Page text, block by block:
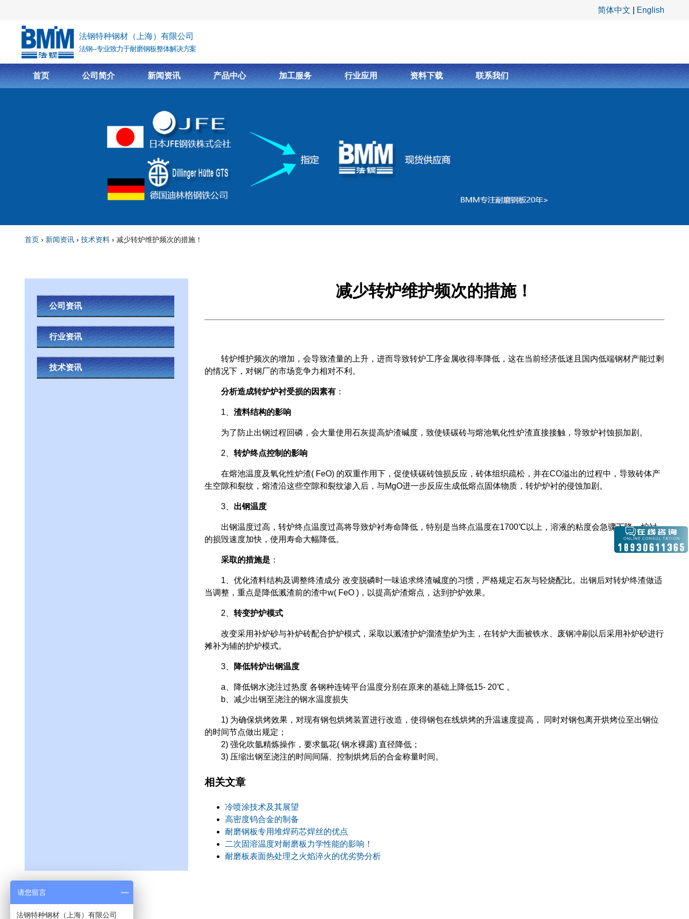
简体中文 English
法钢特种钢材（上海）有限公司
法钢--专业致力于耐磨钢板整体解决方案
首页 公司简介 新闻资讯 产品中心 加工服务 行业应用 资料下载 联系我们
首页 › 新闻资讯 › 技术资料 › 减少转炉维护频次的措施！
减少转炉维护频次的措施！
转炉维护频次的增加，会导致渣量的上升，进而导致转炉工序金属收得率降低，这在当前经济低迷且国内低端钢材产能过剩
的情况下，对钢厂的市场竞争力相对不利。
分析造成转炉炉衬受损的因素有：
1、 渣料结构的影响
为了防止出钢过程回磷，会大量使用石灰提高炉渣碱度，致使镁碳砖与熔池氧化性炉渣直接接触，导致炉衬蚀损加剧。
2、 转炉终点控制的影响
在熔池温度及氧化性炉渣( FeO) 的双重作用下，促使镁碳砖蚀损反应，砖体组织疏松，并在CO溢出的过程中，导致砖体产
生空隙和裂纹，熔渣沿这些空隙和裂纹渗入后，与MgO进一步反应生成低熔点固体物质，转炉炉衬的侵蚀加剧。
3、 出钢温度
出钢温度过高，转炉终点温度过高将导致炉衬寿命降低，特别是当终点温度在1700℃以上，溶液的粘度会急骤下降，炉衬
的损毁速度加快，使用寿命大幅降低。
采取的措施是：
1、优化渣料结构及调整终渣成分 改变脱磷时一味追求终渣碱度的习惯，严格规定石灰与轻烧配比。出钢后对转炉终渣做适
当调整，重点是降低溅渣前的渣中w( FeO )，以提高炉渣熔点，达到护炉效果。
2、 转变护炉模式
改变采用补炉砂与补炉砖配合护炉模式，采取以溅渣护炉溜渣垫炉为主，在转炉大面被铁水、废钢冲刷以后采用补炉砂进行
摊补为辅的护炉模式。
3、 降低转炉出钢温度
a、降低钢水浇注过热度 各钢种连铸平台温度分别在原来的基础上降低15- 20℃ 。
b、减少出钢至浇注的钢水温度损失
1) 为确保烘烤效果，对现有钢包烘烤装置进行改造，使得钢包在线烘烤的升温速度提高， 同时对钢包离开烘烤位至出钢位
的时间节点做出规定；
2) 强化吹氩精炼操作，要求氩花( 钢水裸露) 直径降低；
3) 压缩出钢至浇注的时间间隔、控制烘烤后的合金称量时间。
相关文章
冷喷涂技术及其展望
高密度钨合金的制备
耐磨钢板专用堆焊药芯焊丝的优点
二次固溶温度对耐磨板力学性能的影响！
耐磨板表面热处理之火焰淬火的优劣势分析
公司资讯
行业资讯
技术资讯
请您留言
法钢特种钢材（上海）有限公司